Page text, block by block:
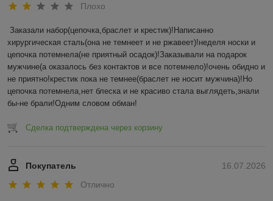
Плохо
Заказали набор(цепочка,браслет и крестик)!Написанно
хирургическая сталь(она не темнеет и не ржавеет)!неделя носки и
цепочка потемнела(не приятный осадок)!Заказывали на подарок
мужчине(а оказалось без контактов и все потемнело)!очень обидно и
не приятно!крестик пока не темнее(браслет не носит мужчина)!Но
цепочка потемнела,нет блеска и не красиво стала выглядеть,знали
бы-не брали!Одним словом обман!
Сделка подтверждена через корзину
16.07.2026
Покупатель
Отлично